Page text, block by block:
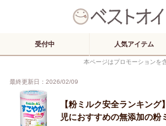
受付中 人気アイテム
本ページはプロモーションを
最終更新日：2026/02/09
【粉ミルク安全ランキン
児におすすめの無添加の粉